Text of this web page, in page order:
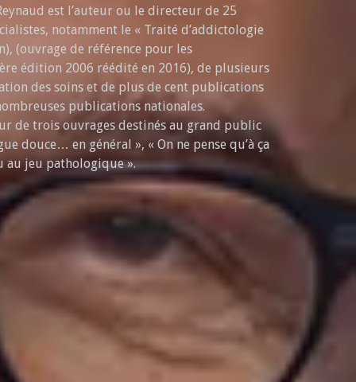
est l’auteur ou le directeur de 25
notamment le « Traité d’addictologie
(ouvrage de référence pour les
édition 2006 réédité en 2016), de plusieurs
des soins et de plus de cent publications
publications nationales.
de trois ouvrages destinés au grand public
douce… en général », « On ne pense qu’à ça
au jeu pathologique ».